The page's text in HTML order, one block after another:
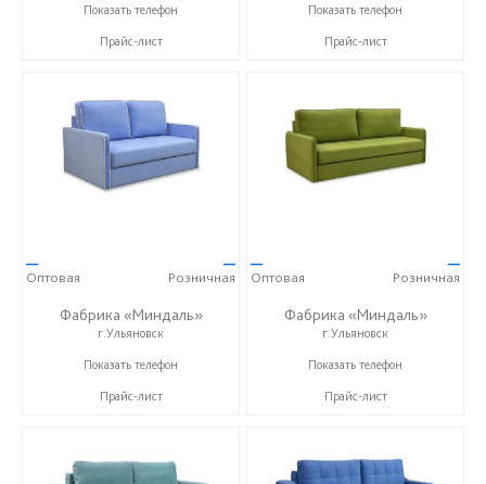
+7 (996) 219-29-77
Показать телефон
Прайс-лист
+7 (996) 219-29-77
Показать телефон
Прайс-лист
—
Оптовая
—
Розничная
Фабрика «Миндаль»
г.Ульяновск
+7 (927) 630-62-82
Показать телефон
Прайс-лист
—
Оптовая
—
Розничная
Фабрика «Миндаль»
г.Ульяновск
+7 (927) 630-62-82
Показать телефон
Прайс-лист